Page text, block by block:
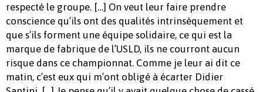
respecté le groupe. […] On veut leur faire prendre
conscience qu’ils ont des qualités intrinsèquement et
que s’ils forment une équipe solidaire, ce qui est la
marque de fabrique de l’USLD, ils ne courront aucun
risque dans ce championnat. Comme je leur ai dit ce
matin, c’est eux qui m’ont obligé à écarter Didier